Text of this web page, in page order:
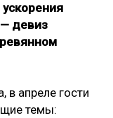
девиз
в апреле гости
темы: